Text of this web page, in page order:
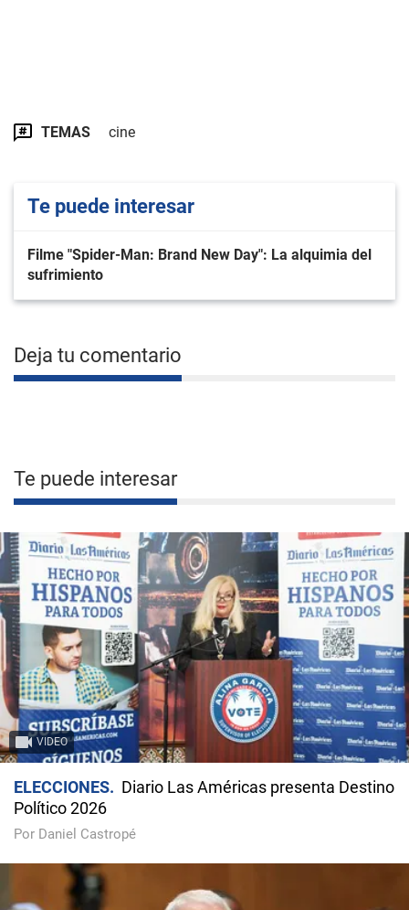
TEMAS cine
Te puede interesar
Filme "Spider-Man: Brand New Day": La alquimia del
sufrimiento
Deja tu comentario
Te puede interesar
VIDEO
ELECCIONES
Diario Las Américas presenta Destino
Político 2026
Por Daniel Castropé